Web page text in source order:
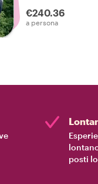
€240.36
a persona
posti